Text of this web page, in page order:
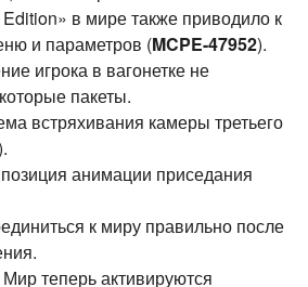
в мире также приводило к
и параметров (MCPE-47952).
игрока в вагонетке не
пакеты.
встряхивания камеры третьего
анимации приседания
к миру правильно после
теперь активируются